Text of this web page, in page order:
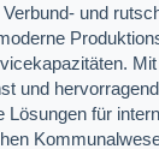
und
und
Lösungen für